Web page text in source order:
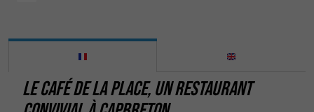
LE CAFÉ DE LA PLACE, UN RESTAURANT